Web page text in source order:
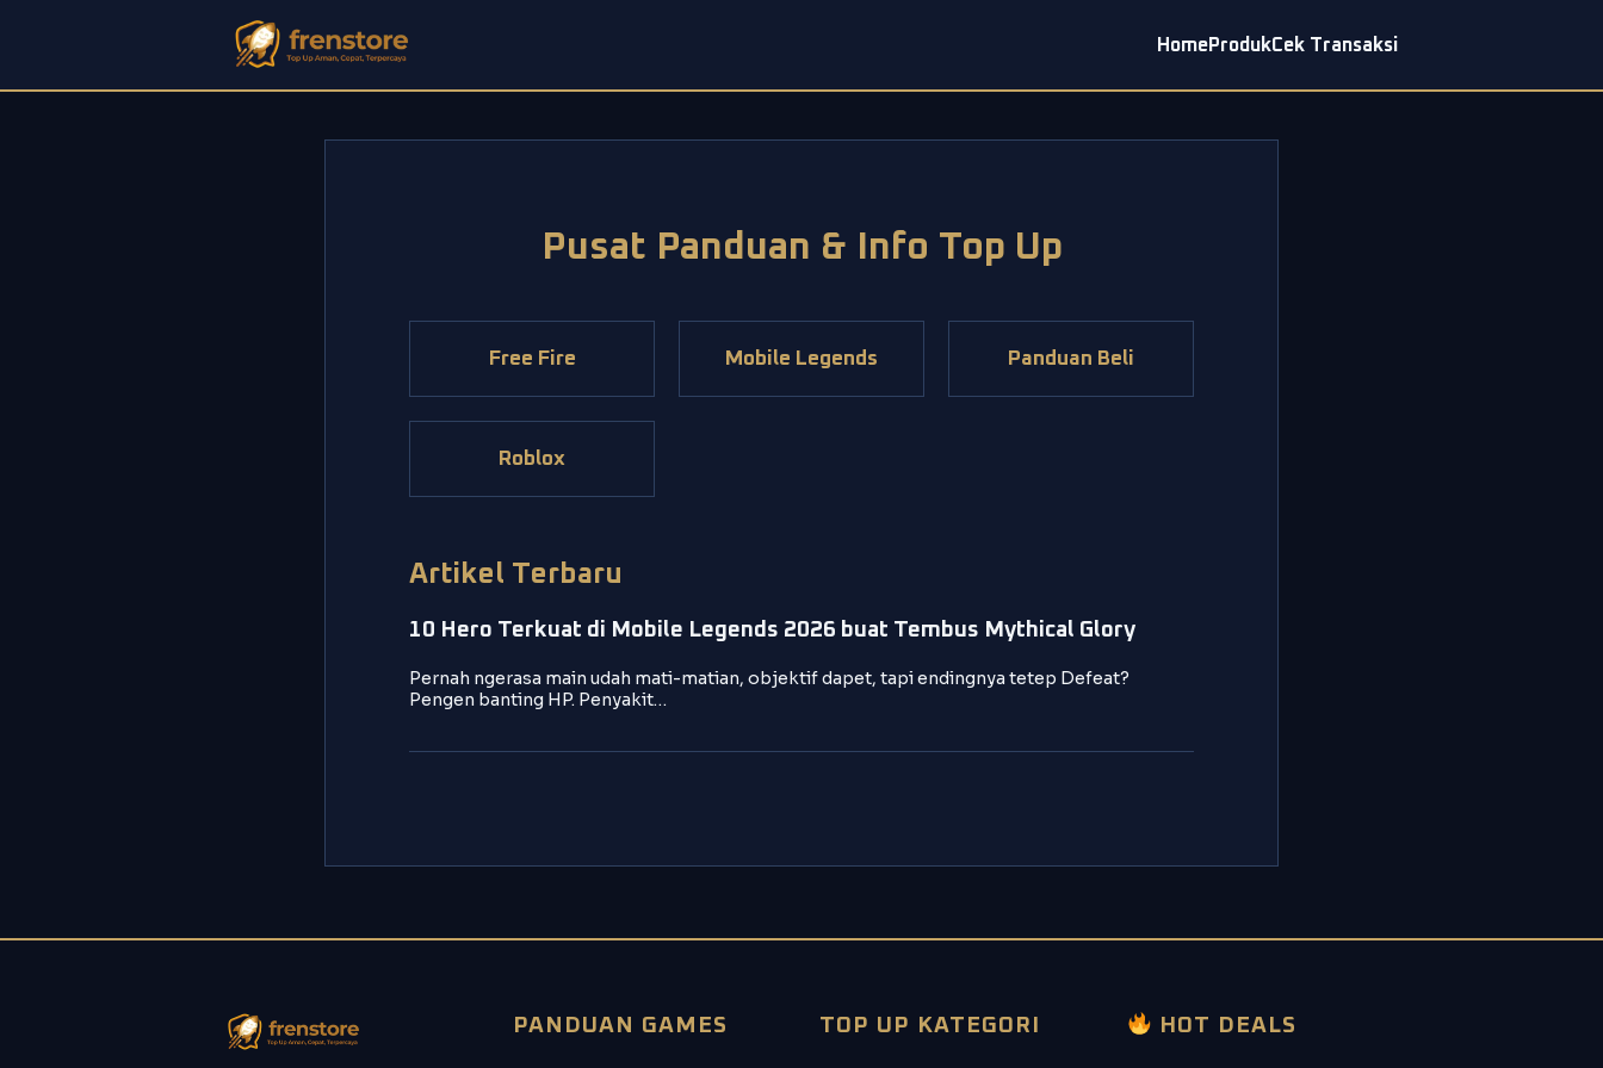
HomeProdukCek Transaksi
Pusat Panduan & Info Top Up
Free Fire Mobile Legends Panduan Beli
Roblox
Artikel Terbaru
10 Hero Terkuat di Mobile Legends 2026 buat Tembus Mythical Glory
Pernah ngerasa main udah mati-matian, objektif dapet, tapi endingnya tetep Defeat?
Pengen banting HP. Penyakit…
PANDUAN GAMES TOP UP KATEGORI HOT DEALS